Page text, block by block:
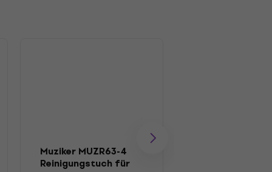
Muziker MUZR63-4
Reinigungstuch für